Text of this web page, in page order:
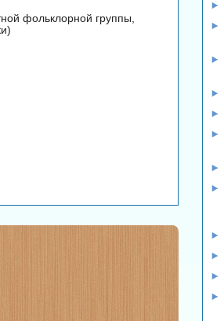
фольклорной группы,